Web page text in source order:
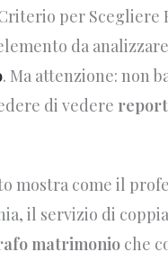
per Scegliere
da
. Ma attenzione: non
di vedere
mostra come il
il servizio di
matrimonio che